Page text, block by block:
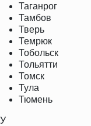
Таганрог
Тамбов
Тверь
Темрюк
Тобольск
Тольятти
Томск
Тула
Тюмень
У